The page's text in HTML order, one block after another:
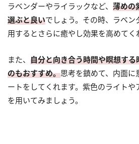
ラベンダーやライラックなど、 薄めの
選ぶと良いでしょう。その時、ラベ
用するとさらに癒やし効果を高めてく
また、 自分と向き合う時間や瞑想す
のもおすすめ。思考を鎮めて、内面
ートをしてくれます。紫色のライト
を用いてみましょう。